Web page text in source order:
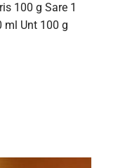
100 g Sare 1
ml Unt 100 g